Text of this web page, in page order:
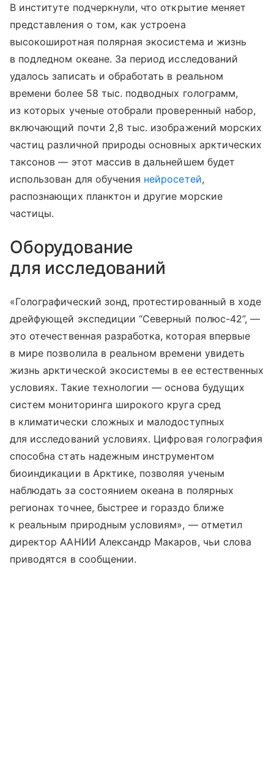
В институте подчеркнули, что открытие меняет
представления о том, как устроена
высокоширотная полярная экосистема и жизнь
в подледном океане. За период исследований
удалось записать и обработать в реальном
времени более 58 тыс. подводных голограмм,
из которых ученые отобрали проверенный набор,
включающий почти 2,8 тыс. изображений морских
частиц различной природы основных арктических
таксонов — этот массив в дальнейшем будет
использован для обучения нейросетей,
распознающих планктон и другие морские
частицы.
Оборудование
для исследований
«Голографический зонд, протестированный в ходе
дрейфующей экспедиции “Северный полюс-42”, —
это отечественная разработка, которая впервые
в мире позволила в реальном времени увидеть
жизнь арктической экосистемы в ее естественных
условиях. Такие технологии — основа будущих
систем мониторинга широкого круга сред
в климатически сложных и малодоступных
для исследований условиях. Цифровая голография
способна стать надежным инструментом
биоиндикации в Арктике, позволяя ученым
наблюдать за состоянием океана в полярных
регионах точнее, быстрее и гораздо ближе
к реальным природным условиям», — отметил
директор ААНИИ Александр Макаров, чьи слова
приводятся в сообщении.